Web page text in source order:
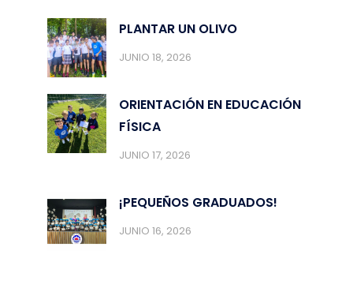
PLANTAR UN OLIVO
JUNIO 18, 2026
ORIENTACIÓN EN EDUCACIÓN
FÍSICA
JUNIO 17, 2026
¡PEQUEÑOS GRADUADOS!
JUNIO 16, 2026